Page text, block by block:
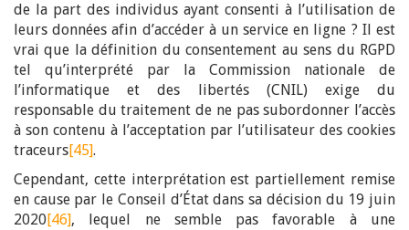
de la part des individus ayant consenti à l’utilisation de
leurs données afin d’accéder à un service en ligne ? Il est
vrai que la définition du consentement au sens du RGPD
tel qu’interprété par la Commission nationale de
l’informatique et des libertés (CNIL) exige du
responsable du traitement de ne pas subordonner l’accès
à son contenu à l’acceptation par l’utilisateur des cookies
traceurs[45].
Cependant, cette interprétation est partiellement remise
en cause par le Conseil d’État dans sa décision du 19 juin
2020[46], lequel ne semble pas favorable à une